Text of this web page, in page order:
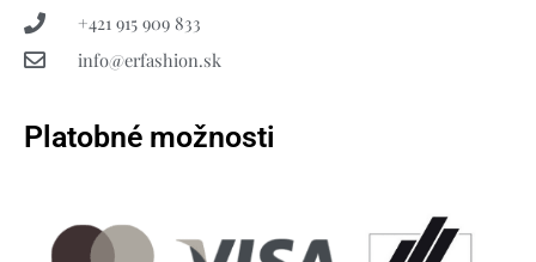
+421 915 909 833
info@erfashion.sk
Platobné možnosti